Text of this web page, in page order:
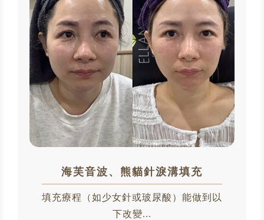
海芙音波、熊貓針淚溝填充
填充療程（如少女針或玻尿酸）能做到以
下改變...